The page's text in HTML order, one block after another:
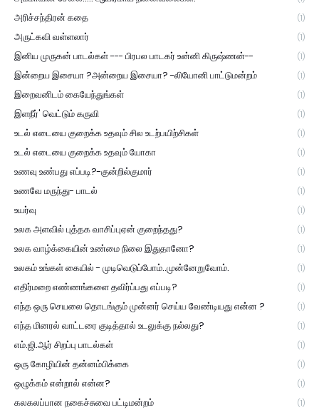
அரிச்சந்திரன் கதை (1)
அருட்கவி வள்ளலார் (1)
இனிய முருகன் பாடல்கள் --- பிரபல பாடகர் உன்னி கிருஷ்ணன்-- (1)
இன்றைய இசையா ?அன்றைய இசையா? -லியோனி பாட்டுமன்றம் (1)
இறைவனிடம் கையேந்துங்கள் (1)
இளநீர்' வெட்டும் கருவி (1)
உடல் எடையை குறைக்க உதவும் சில உடற்பயிற்சிகள் (1)
உடல் எடையை குறைக்க உதவும் யோகா (1)
உணவு உண்பது எப்படி?-குன்றில்குமார் (1)
உணவே மருந்து- பாடல் (1)
உயர்வு (1)
உலக அளவில் புத்தக வாசிப்புஏன் குறைந்தது? (1)
உலக வாழ்க்கையின் உண்மை நிலை இதுதானோ? (1)
உலகம் உங்கள் கையில் - முடிவெடுப்போம்..முன்னேறுவோம். (1)
எதிர்மறை எண்ணங்களை தவிர்ப்பது எப்படி? (1)
எந்த ஒரு செயலை தொடங்கும் முன்னர் செய்ய வேண்டியது என்ன ? (1)
எந்த மினரல் வாட்டரை குடித்தால் உடலுக்கு நல்லது? (1)
எம்.ஜி.ஆர் சிறப்பு பாடல்கள் (1)
ஒரு கோழியின் தன்னம்பிக்கை (1)
ஒழுக்கம் என்றால் என்ன? (1)
கலகலப்பான நகைச்சுவை பட்டிமன்றம் (1)